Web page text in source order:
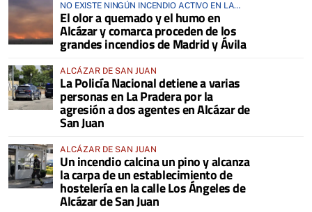
NO EXISTE NINGÚN INCENDIO ACTIVO EN LA
COMARCA
El olor a quemado y el humo en
Alcázar y comarca proceden de los
grandes incendios de Madrid y Ávila
ALCÁZAR DE SAN JUAN
La Policía Nacional detiene a varias
personas en La Pradera por la
agresión a dos agentes en Alcázar de
San Juan
ALCÁZAR DE SAN JUAN
Un incendio calcina un pino y alcanza
la carpa de un establecimiento de
hostelería en la calle Los Ángeles de
Alcázar de San Juan